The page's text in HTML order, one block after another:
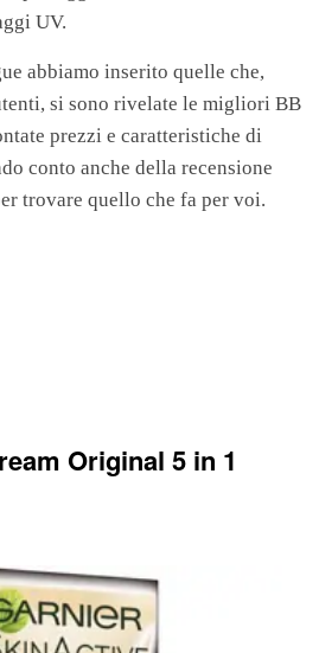
UV.
abbiamo inserito quelle che,
si sono rivelate le migliori BB
prezzi e caratteristiche di
conto anche della recensione
trovare quello che fa per voi.
Original 5 in 1